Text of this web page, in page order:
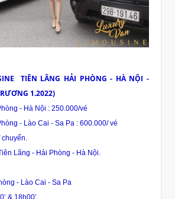
TIÊN LÃNG HẢI PHÒNG - HÀ NỘI -
1.2022)
- Hà Nội : 250.000/vé
- Lào Cai - Sa Pa : 600.000/ vé
Lãng - Hải Phòng - Hà Nội.
- Lào Cai - Sa Pa
& 18h00’.